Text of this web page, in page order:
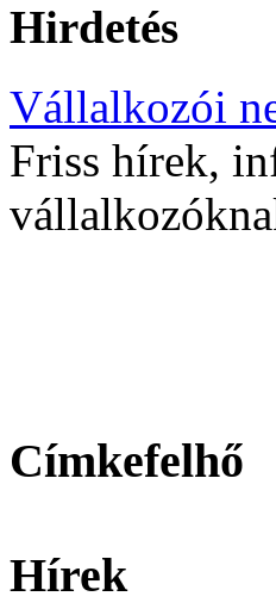
Hirdetés
Vállalkozói
Friss hírek,
Címkefelhő
Hírek